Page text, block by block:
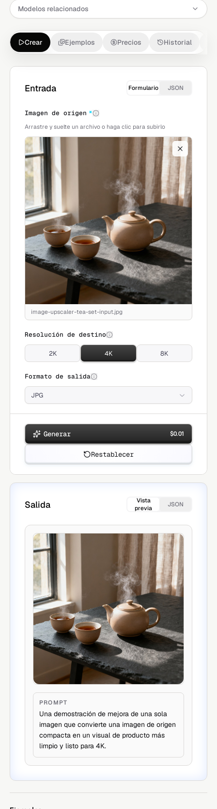
Modelos relacionados
Crear Ejemplos Precios Historial
Entrada Formulario JSON
Imagen de origen *
Arrastre y suelte un archivo o haga clic para subirlo
image-upscaler-tea-set-input.jpg
Resolución de destino
2K 4K 8K
Formato de salida
JPG
Generar $0.01
Restablecer
Salida
Vista
previa
JSON
PROMPT
Una demostración de mejora de una sola
imagen que convierte una imagen de origen
compacta en un visual de producto más
limpio y listo para 4K.